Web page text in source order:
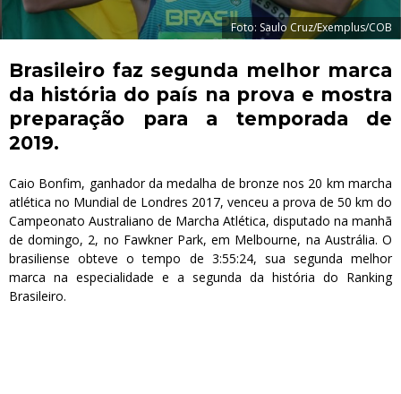
Foto: Saulo Cruz/Exemplus/COB
Brasileiro faz segunda melhor marca
da história do país na prova e mostra
preparação para a temporada de
2019.
Caio Bonfim, ganhador da medalha de bronze nos 20 km marcha
atlética no Mundial de Londres 2017, venceu a prova de 50 km do
Campeonato Australiano de Marcha Atlética, disputado na manhã
de domingo, 2, no Fawkner Park, em Melbourne, na Austrália. O
brasiliense obteve o tempo de 3:55:24, sua segunda melhor
marca na especialidade e a segunda da história do Ranking
Brasileiro.